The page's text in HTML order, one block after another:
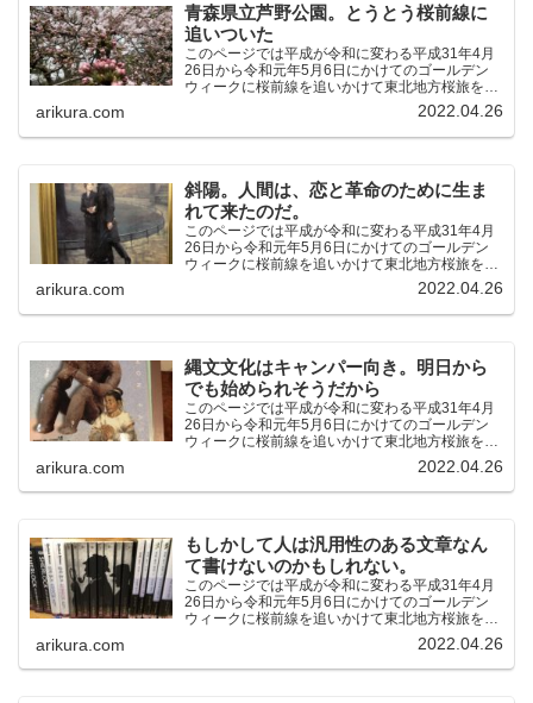
青森県立芦野公園。とうとう桜前線に
追いついた
このページでは平成が令和に変わる平成31年4月
26日から令和元年5月6日にかけてのゴールデン
ウィークに桜前線を追いかけて東北地方桜旅を車
中泊大遠征10泊11日した時の記録をまとめたも
のです。（結論）「桜前線なんてものはテレビの
中にしか存在し...
arikura.com 2022.04.26
斜陽。人間は、恋と革命のために生ま
れて来たのだ。
このページでは平成が令和に変わる平成31年4月
26日から令和元年5月6日にかけてのゴールデン
ウィークに桜前線を追いかけて東北地方桜旅を車
中泊大遠征10泊11日した時の記録をまとめたも
のです。（結論）「桜前線なんてものはテレビの
中にしか存在し...
arikura.com 2022.04.26
縄文文化はキャンパー向き。明日から
でも始められそうだから
このページでは平成が令和に変わる平成31年4月
26日から令和元年5月6日にかけてのゴールデン
ウィークに桜前線を追いかけて東北地方桜旅を車
中泊大遠征10泊11日した時の記録をまとめたも
のです。（結論）「桜前線なんてものはテレビの
中にしか存在し...
arikura.com 2022.04.26
もしかして人は汎用性のある文章なん
て書けないのかもしれない。
このページでは平成が令和に変わる平成31年4月
26日から令和元年5月6日にかけてのゴールデン
ウィークに桜前線を追いかけて東北地方桜旅を車
中泊大遠征10泊11日した時の記録をまとめたも
のです。（結論）「桜前線なんてものはテレビの
中にしか存在し...
arikura.com 2022.04.26